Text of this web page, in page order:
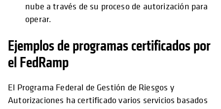
nube a través de su proceso de autorización para
operar.
Ejemplos de programas certificados por
el FedRamp
El Programa Federal de Gestión de Riesgos y
Autorizaciones ha certificado varios servicios basados